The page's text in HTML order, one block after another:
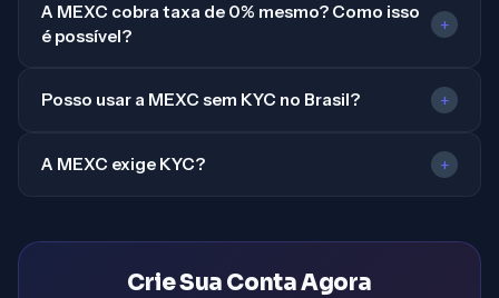
A MEXC cobra taxa de 0% mesmo? Como isso
é possível?
+
Posso usar a MEXC sem KYC no Brasil? +
A MEXC exige KYC? +
Crie Sua Conta Agora